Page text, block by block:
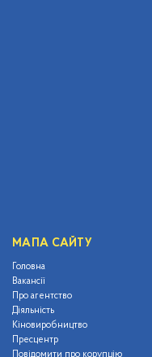
МАПА САЙТУ
Головна
Вакансії
Про агентство
Діяльність
Кіновиробництво
Пресцентр
Повідомити про корупцію